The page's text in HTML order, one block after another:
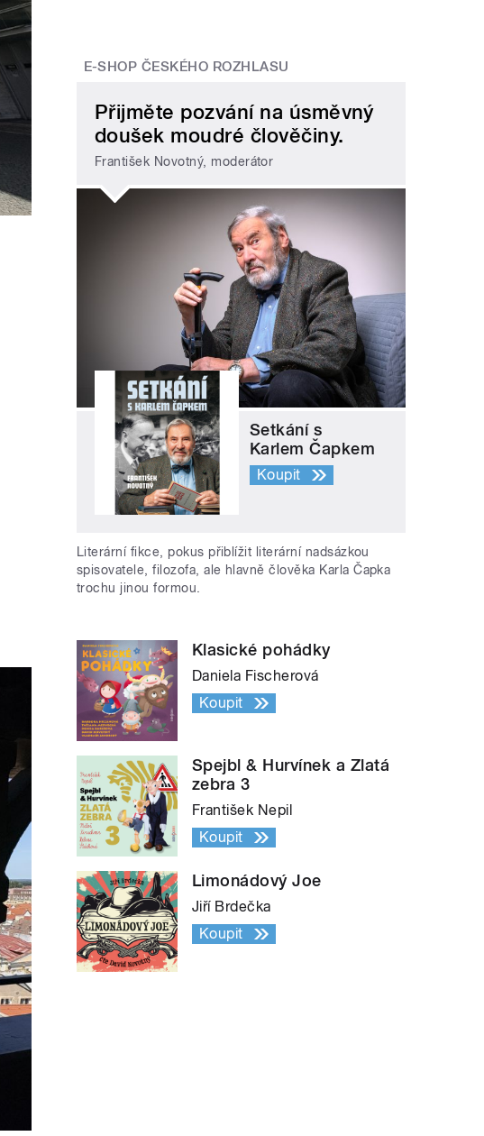
E-SHOP ČESKÉHO ROZHLASU
Přijměte pozvání na úsměvný
doušek moudré člověčiny.
František Novotný, moderátor
Setkání s
Karlem Čapkem
Koupit
Literární fikce, pokus přiblížit literární nadsázkou
spisovatele, filozofa, ale hlavně člověka Karla Čapka
trochu jinou formou.
Klasické pohádky
Daniela Fischerová
Koupit
Spejbl & Hurvínek a Zlatá
zebra 3
František Nepil
Koupit
Limonádový Joe
Jiří Brdečka
Koupit